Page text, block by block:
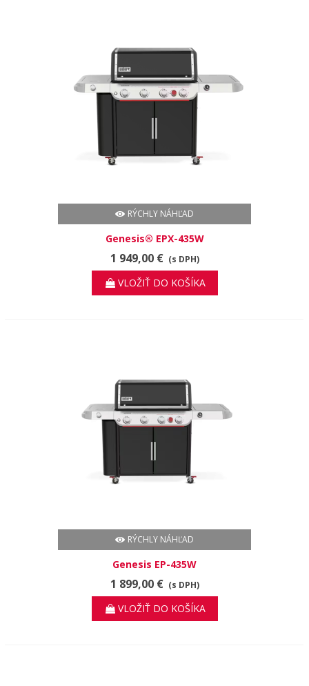
RÝCHLY NÁHĽAD
Genesis® EPX-435W
1 949,00 € (s DPH)
VLOŽIŤ DO KOŠÍKA
RÝCHLY NÁHĽAD
Genesis EP-435W
1 899,00 € (s DPH)
VLOŽIŤ DO KOŠÍKA